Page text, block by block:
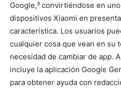
Google,³ convirtiéndose en
dispositivos Xiaomi en
característica. Los usuarios
cualquier cosa que vean en su
necesidad de cambiar de app.
incluye la aplicación Google
para obtener ayuda con